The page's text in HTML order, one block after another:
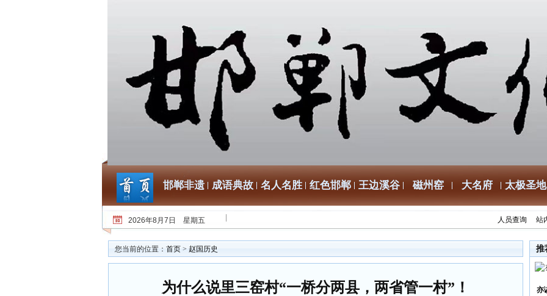
邯郸非遗 成语典故 名人名胜 红色邯郸 王边溪谷 磁州窑 大名府 太极圣地
2026年8月7日 星期五 人员查询 站
您当前的位置： 首页 > 赵国历史
为什么说里三窑村“一桥分两县，两省管一村”！
推
亦